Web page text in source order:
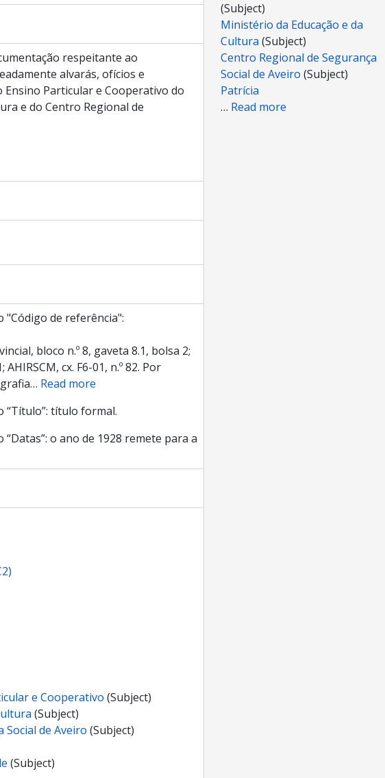
respeitante ao
alvarás, ofícios e
Ensino Particular e Cooperativo do
e do Centro Regional de
de referência":
bloco n.º 8, gaveta 8.1, bolsa 2;
AHIRSCM, cx. F6-01, n.º 82. Por
… Read more
“Título”: título formal.
o ano de 1928 remete para a
e Cooperativo (Subject)
(Subject)
Social de Aveiro (Subject)
(Subject)
(Subject)
Ministério da Educação e da
Cultura (Subject)
Centro Regional de Segurança
Social de Aveiro (Subject)
Patrícia
… Read more